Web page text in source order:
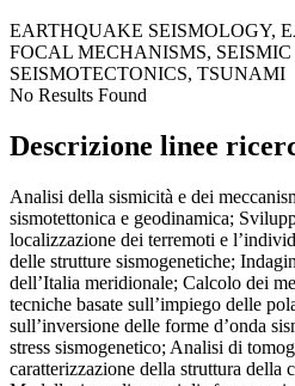
EARTHQUAKE SEISMOLOGY,
FOCAL MECHANISMS,
SEISMOTECTONICS, TSUNAMI
No Results Found
Descrizione linee
Analisi della sismicità e dei
sismotettonica e geodinamica;
localizzazione dei terremoti e
delle strutture sismogenetiche;
dell’Italia meridionale; Calcolo dei
tecniche basate sull’impiego delle
sull’inversione delle forme d’onda
stress sismogenetico; Analisi di
caratterizzazione della struttura della